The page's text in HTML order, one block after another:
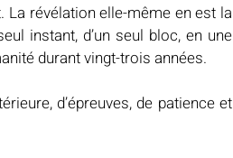
La révélation elle-même en est la
instant, d’un seul bloc, en une
durant vingt-trois années.
d’épreuves, de patience et